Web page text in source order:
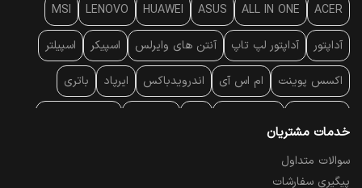
ACER
ALL IN ONE
ASUS
HUAWEI
LENOVO
MSI
آداپتور آداپتور لپ تاپ آنتن‌ های وایرلس اسپیکر اسپیلتر
اکسس پوینت ام اس آی اندرویدباکس ایرپاد باتری
پایه سقفی
خدمات مشتریان
سوالات متداول
پیگیری سفارشات